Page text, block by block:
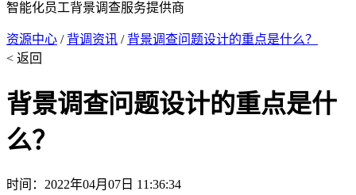
智能化员工背景调查服务提供商
资源中心 / 背调资讯 / 背景调查问题设计的重点是什么？
< 返回
背景调查问题设计的重点是什
么？
时间：2022年04月07日 11:36:34